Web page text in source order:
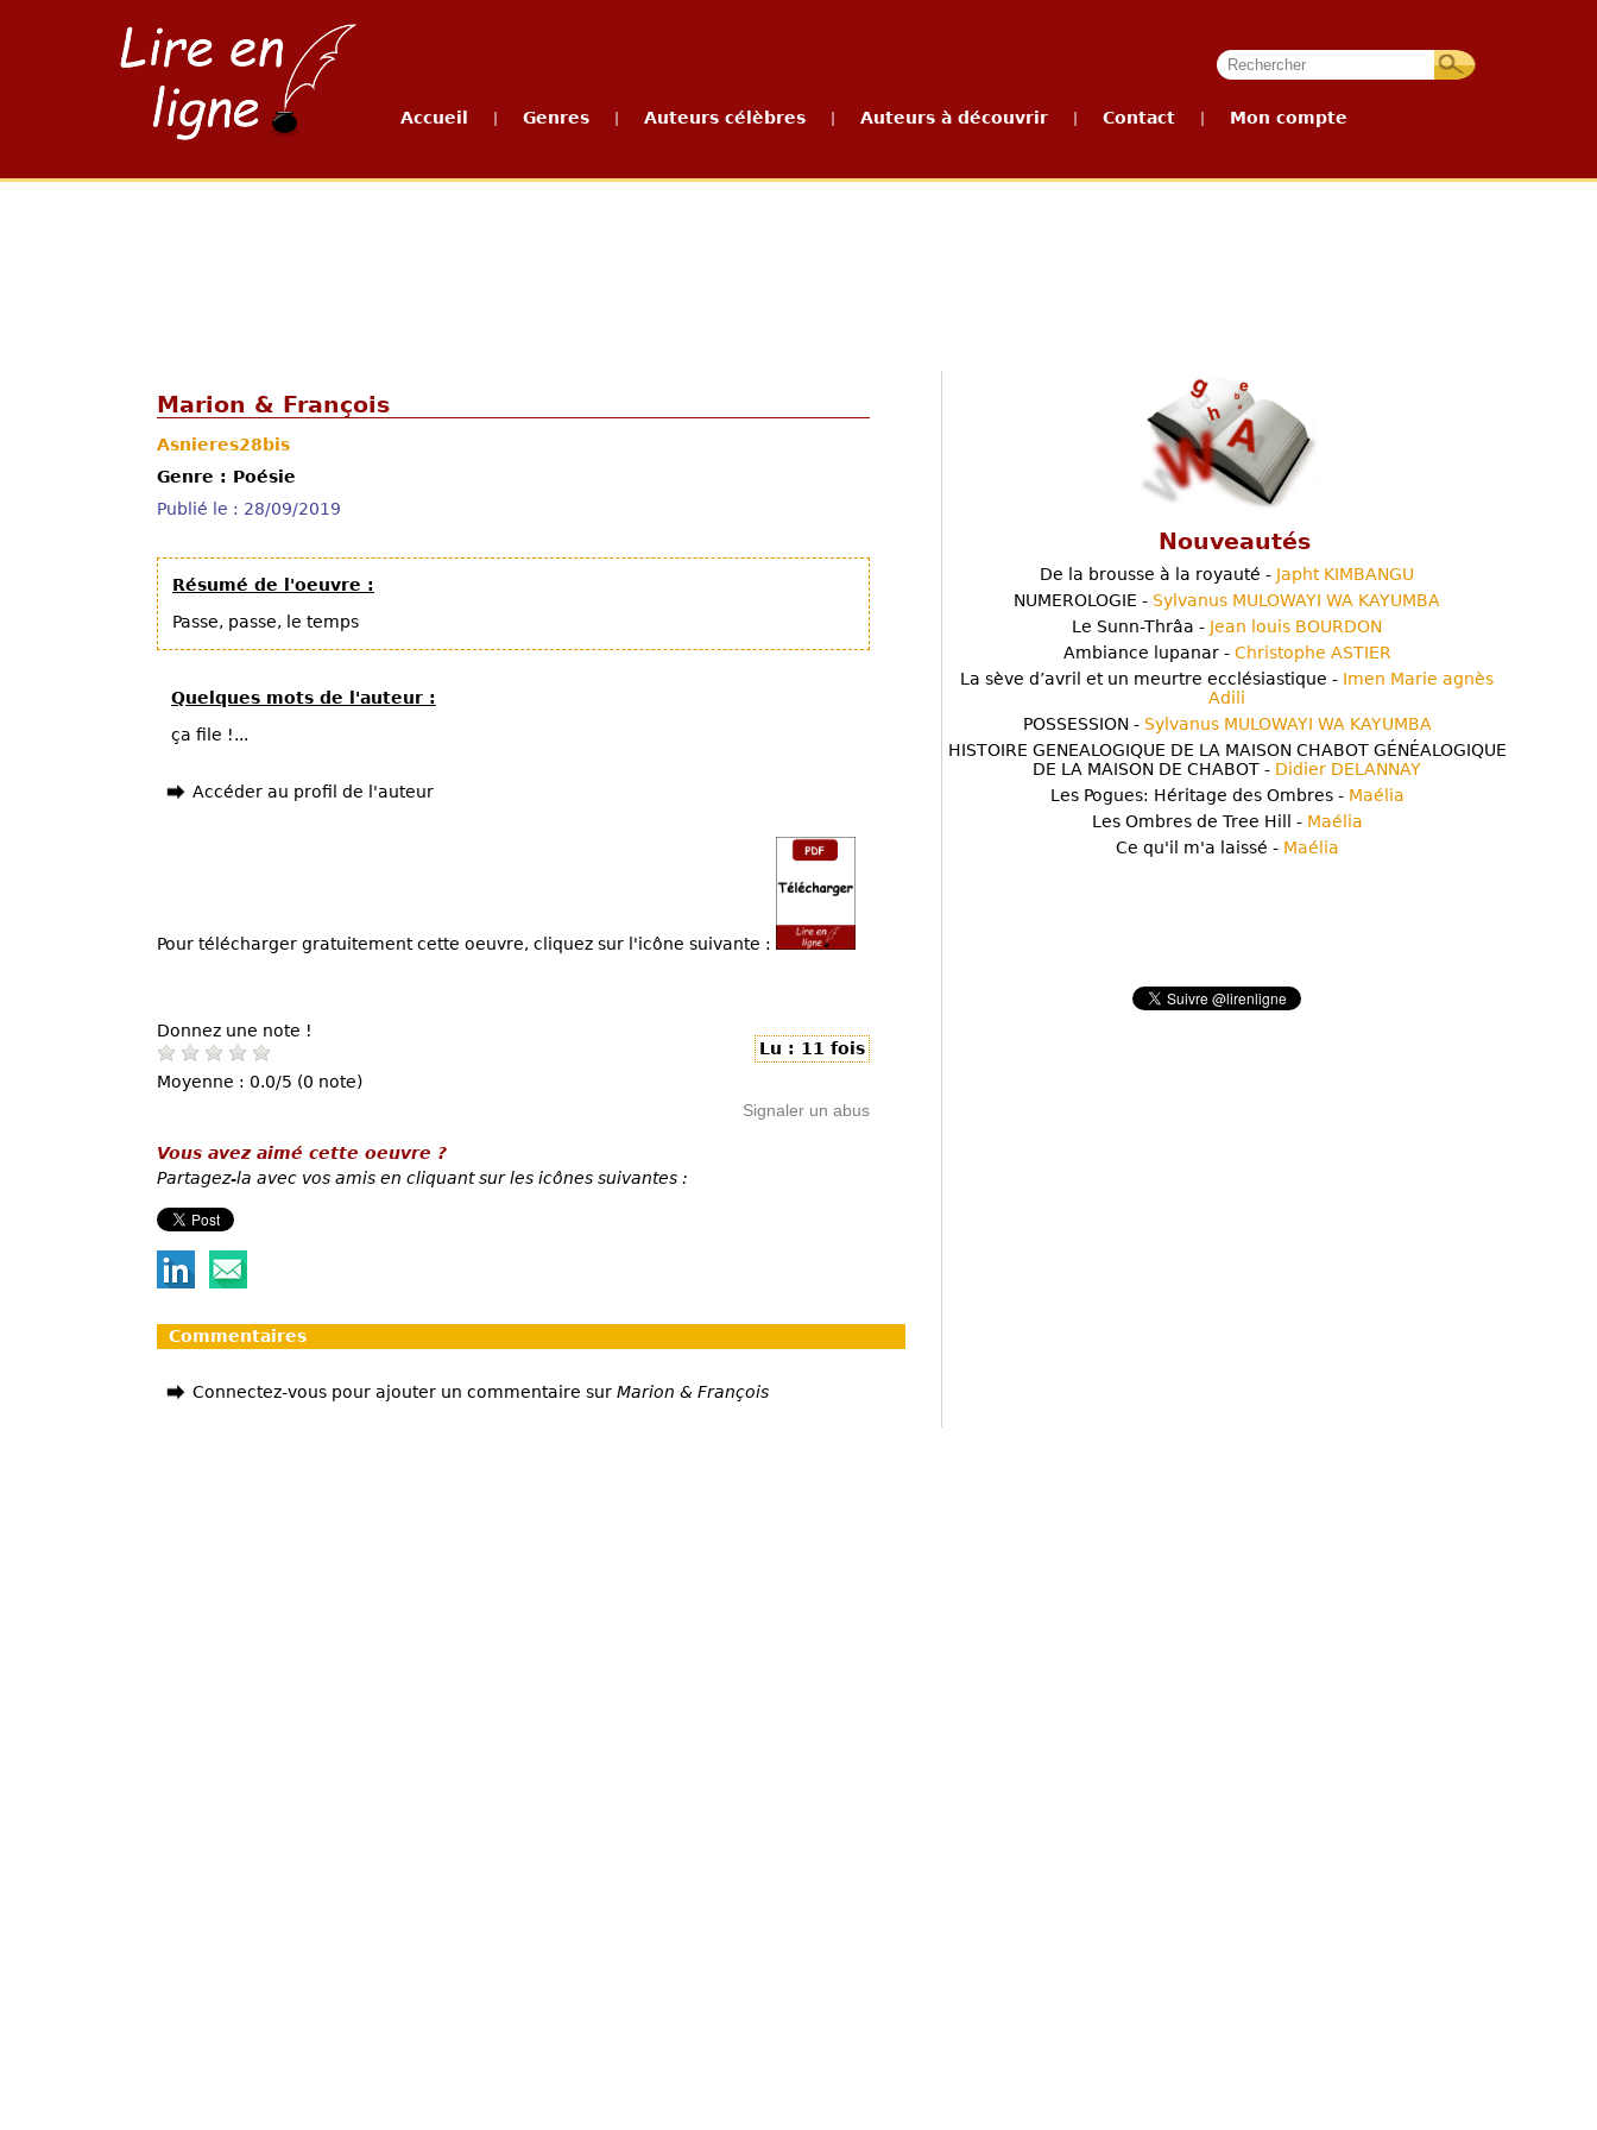
Accueil Genres Auteurs célèbres Auteurs à découvrir Contact Mon compte
Marion & François
Asnieres28bis
Genre : Poésie
Publié le : 28/09/2019
Résumé de l'oeuvre :
Passe, passe, le temps
Quelques mots de l'auteur :
ça file !...
Accéder au profil de l'auteur
Pour télécharger gratuitement cette oeuvre, cliquez sur l'icône suivante :
Donnez une note !
Moyenne : 0.0/5 (0 note)
Lu : 11 fois
Signaler un abus
Vous avez aimé cette oeuvre ?
Partagez-la avec vos amis en cliquant sur les icônes suivantes :
Commentaires
Connectez-vous pour ajouter un commentaire sur Marion & François
Nouveautés
De la brousse à la royauté - Japht KIMBANGU
NUMEROLOGIE - Sylvanus MULOWAYI WA KAYUMBA
Le Sunn-Thrâa - Jean louis BOURDON
Ambiance lupanar - Christophe ASTIER
La sève d’avril et un meurtre ecclésiastique - Imen Marie agnès
Adili
POSSESSION - Sylvanus MULOWAYI WA KAYUMBA
HISTOIRE GENEALOGIQUE DE LA MAISON CHABOT GÉNÉALOGIQUE
DE LA MAISON DE CHABOT - Didier DELANNAY
Les Pogues: Héritage des Ombres - Maélia
Les Ombres de Tree Hill - Maélia
Ce qu'il m'a laissé - Maélia